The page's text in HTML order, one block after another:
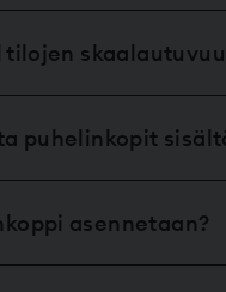
tilojen
puhelinkopit
asennetaan?